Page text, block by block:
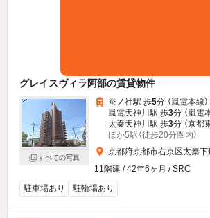
グレイスヴィラ阿部の賃貸物件
すべての写真
蚕ノ社駅 歩5分 （嵐電本線）
嵐電天神川駅 歩3分 （嵐電
太秦天神川駅 歩3分 （京都
ほか5駅（徒歩20分圏内）
京都府京都市右京区太秦下
11階建 / 42年6ヶ月 / SRC
駐車場あり
駐輪場あり